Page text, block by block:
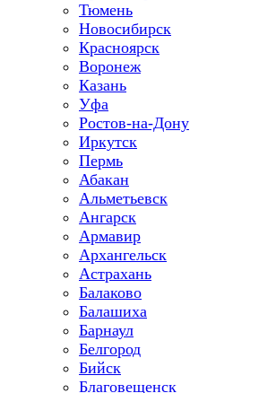
Тюмень
Новосибирск
Красноярск
Воронеж
Казань
Уфа
Ростов-на-Дону
Иркутск
Пермь
Абакан
Альметьевск
Ангарск
Армавир
Архангельск
Астрахань
Балаково
Балашиха
Барнаул
Белгород
Бийск
Благовещенск